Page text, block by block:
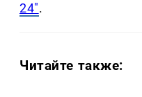
24".
Читайте также: